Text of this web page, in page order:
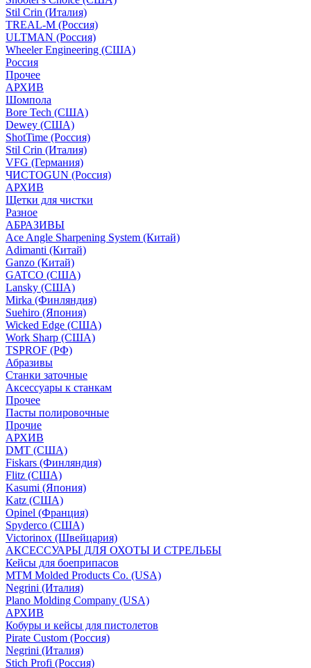
Stil Crin (Италия)
TREAL-M (Россия)
ULTMAN (Россия)
Wheeler Engineering (СШA)
Россия
Прочее
АРХИВ
Шомпола
Bore Tech (США)
Dewey (США)
ShotTime (Россия)
Stil Crin (Италия)
VFG (Германия)
ЧИСТОGUN (Россия)
АРХИВ
Щетки для чистки
Разное
АБРАЗИВЫ
Ace Angle Sharpening System (Китай)
Adimanti (Китай)
Ganzo (Китай)
GATCO (США)
Lansky (США)
Mirka (Финляндия)
Suehiro (Япония)
Wicked Edge (США)
Work Sharp (США)
TSPROF (РФ)
Абразивы
Станки заточные
Аксессуары к станкам
Прочее
Пасты полировочные
Прочие
АРХИВ
DMT (США)
Fiskars (Финляндия)
Flitz (США)
Kasumi (Япония)
Katz (США)
Opinel (Франция)
Spyderco (США)
Victorinox (Швейцария)
АКСЕССУАРЫ ДЛЯ ОХОТЫ И СТРЕЛЬБЫ
Кейсы для боеприпасов
MTM Molded Products Co. (USA)
Negrini (Италия)
Plano Molding Company (USA)
АРХИВ
Кобуры и кейсы для пистолетов
Pirate Custom (Россия)
Negrini (Италия)
Stich Profi (Россия)